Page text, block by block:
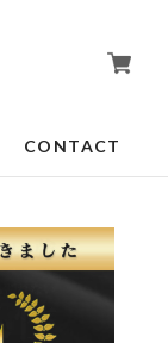
CONTACT